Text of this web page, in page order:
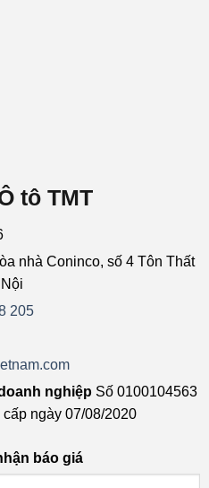
tô TMT
nhà Coninco, số 4 Tôn Thất
205
nghiệp Số 0100104563
ngày 07/08/2020
báo giá